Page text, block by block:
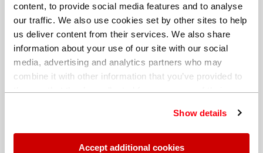
content, to provide social media features and to analyse
our traffic. We also use cookies set by other sites to help
us deliver content from their services. We also share
information about your use of our site with our social
media, advertising and analytics partners who may
combine it with other information that you’ve provided to
them or that they’ve collected from your use of their
Show details
Accept additional cookies
Mehr erfahren
Date: 17 October 2022
Author: Hitachi High-Tech